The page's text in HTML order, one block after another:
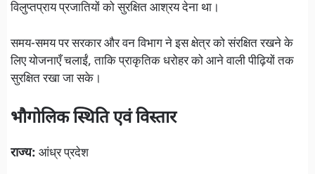
विलुप्तप्राय प्रजातियों को सुरक्षित आश्रय देना था।
समय-समय पर सरकार और वन विभाग ने इस क्षेत्र को संरक्षित रखने के
लिए योजनाएँ चलाईं, ताकि प्राकृतिक धरोहर को आने वाली पीढ़ियों तक
सुरक्षित रखा जा सके।
भौगोलिक स्थिति एवं विस्तार
राज्य: आंध्र प्रदेश